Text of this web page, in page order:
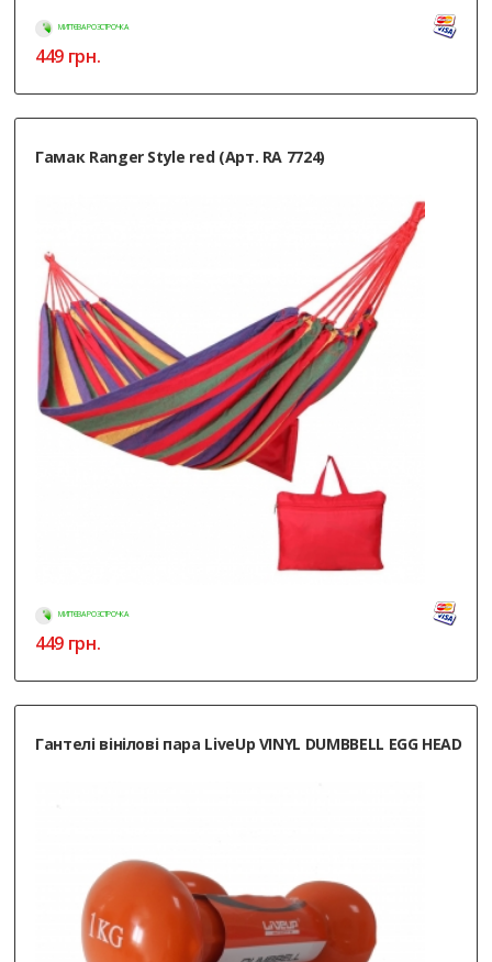
МИТТЄВА РОЗСТРОЧКА
449грн.
Гамак Ranger Style red (Арт. RA 7724)
МИТТЄВА РОЗСТРОЧКА
449грн.
Гантелі вінілові пара LiveUp VINYL DUMBBELL EGG HEAD